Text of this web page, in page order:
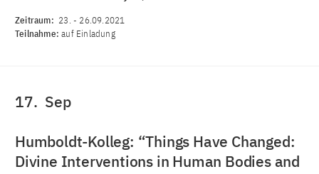
Zeitraum: 23. - 26.09.2021
Teilnahme:auf Einladung
17. Sep
Humboldt-Kolleg: “Things Have Changed:
Divine Interventions in Human Bodies and